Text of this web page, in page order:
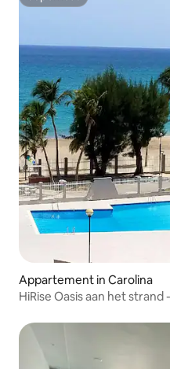
Appartement in Carolina
HiRise Oasis aan het